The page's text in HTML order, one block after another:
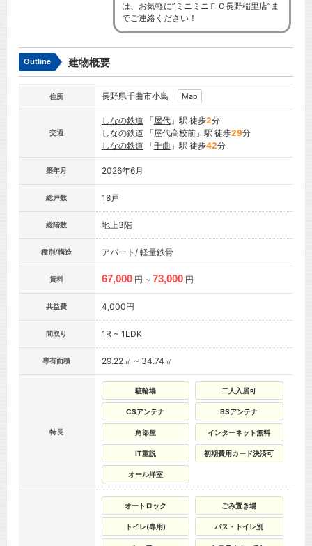
は、お気軽に”ミニミニＦＣ長野稲里店”ま
でご連絡ください！
Outline 建物概要
住所 長野県千曲市小島 Map
交通
しなの鉄道 「屋代」駅 徒歩2分
しなの鉄道 「屋代高校前」駅 徒歩29分
しなの鉄道 「千曲 」駅 徒歩42分
築年月 2026年6月
総戸数 18戸
総階数 地上3階
種別/構造 アパート/ 軽量鉄骨
賃料 67,000 円 ~ 73,000 円
共益費 4,000円
間取り 1R ~ 1LDK
専有面積 29.22㎡ ~ 34.74㎡
特長
駐輪場 二人入居可
CSアンテナ BSアンテナ
角部屋 インターネット無料
IT重説 初期費用カード決済可
オール洋室
オートロック ごみ置き場
トイレ(専用) バス・トイレ別